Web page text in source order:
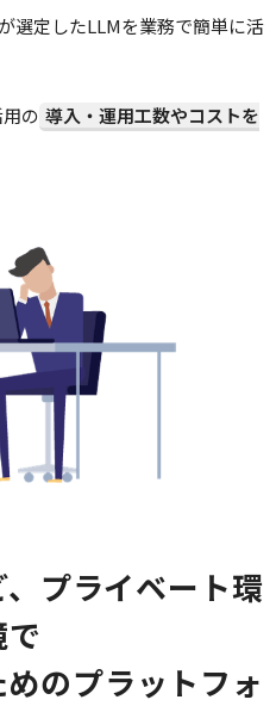
選定したLLMを業務で簡単に活
の 導入・運用工数やコストを
プライベート環
で
のプラットフォ